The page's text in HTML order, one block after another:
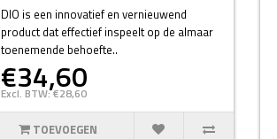
DIO is een innovatief en vernieuwend
product dat effectief inspeelt op de almaar
toenemende behoefte..
€34,60
Excl. BTW: €28,60
TOEVOEGEN